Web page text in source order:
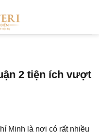
2 tiện ích vượt
Minh là nơi có rất nhiều